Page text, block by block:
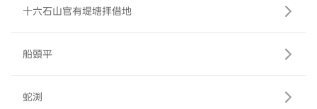
十六石山官有堤塘拝借地
船頭平
蛇渕